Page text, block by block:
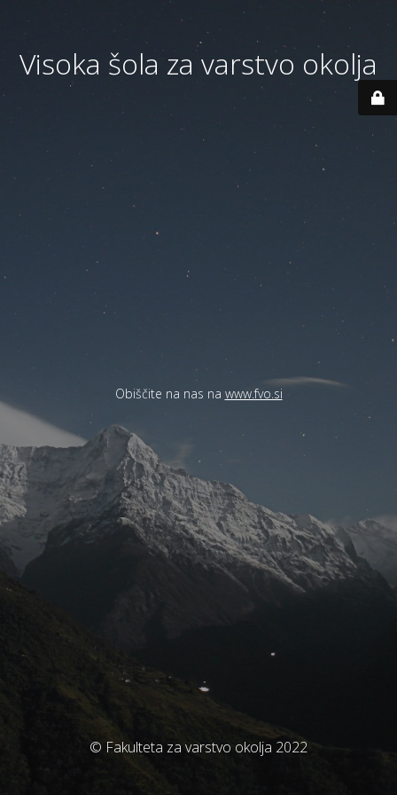
Visoka šola za varstvo okolja
Obiščite na nas na www.fvo.si
© Fakulteta za varstvo okolja 2022